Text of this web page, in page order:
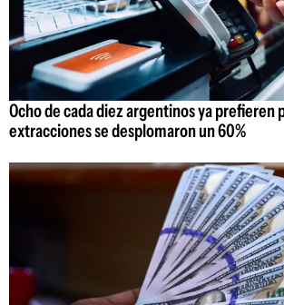
Ocho de cada diez argentinos ya prefieren
extracciones se desplomaron un 60%